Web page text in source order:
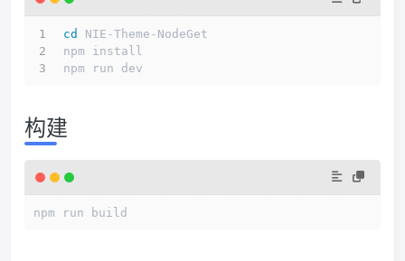
cd
NIE-Theme-NodeGet
npm install
npm run dev
构建
npm run build